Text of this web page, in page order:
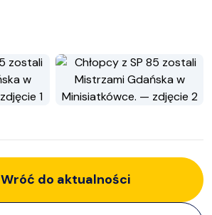
Wróć do aktualności